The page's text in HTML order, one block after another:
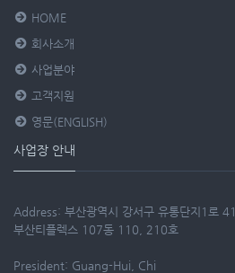
HOME
회사소개
사업분야
고객지원
영문(ENGLISH)
사업장 안내
Address: 부산광역시 강서구 유통단지1로 41
부산티플렉스 107동 110, 210호
President: Guang-Hui, Chi